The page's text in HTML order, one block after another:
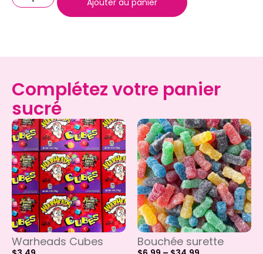
Ajouter au panier
Complétez votre panier
sucré
Warheads Cubes Bouchée surette